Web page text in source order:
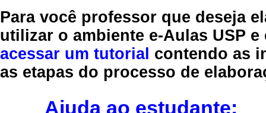
Para você professor que deseja
utilizar o ambiente e-Aulas USP
acessar um tutorial contendo as
as etapas do processo de
Ajuda ao estudante: